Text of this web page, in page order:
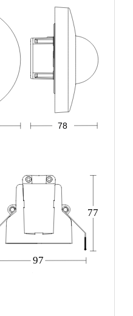
78
97
77